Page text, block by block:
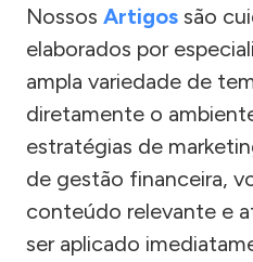
Nossos Artigos são
elaborados por
ampla variedade de
diretamente o
estratégias de
de gestão financeira,
conteúdo relevante e
ser aplicado